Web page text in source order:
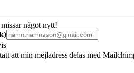
något nytt!
att min mejladress delas med